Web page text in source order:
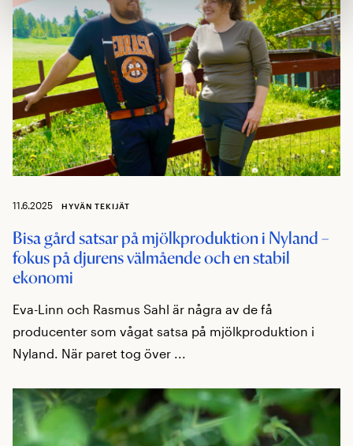
11.6.2025 HYVÄN TEKIJÄT
Bisa gård satsar på mjölkproduktion i Nyland –
fokus på djurens välmående och en stabil
ekonomi
Eva-Linn och Rasmus Sahl är några av de få
producenter som vågat satsa på mjölkproduktion i
Nyland. När paret tog över ...